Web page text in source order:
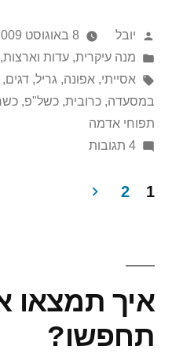
פורסם
על
ידי
יובל
8 באוגוסט 2009
Posted
in
מנה עיקרית, עדות וארצות,
תגיות:
אסייתי, אפונה, גריל, דגים,
במסעדה, כרובית, כשל"פ,
תפוחי אדמה
4 תגובות
על
pagination
1
2
איך תמצאו
תחפשו?